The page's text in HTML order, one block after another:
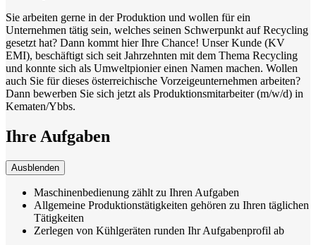
Sie arbeiten gerne in der Produktion und wollen für ein
Unternehmen tätig sein, welches seinen Schwerpunkt auf Recycling
gesetzt hat? Dann kommt hier Ihre Chance! Unser Kunde (KV
EMI), beschäftigt sich seit Jahrzehnten mit dem Thema Recycling
und konnte sich als Umweltpionier einen Namen machen. Wollen
auch Sie für dieses österreichische Vorzeigeunternehmen arbeiten?
Dann bewerben Sie sich jetzt als Produktionsmitarbeiter (m/w/d) in
Kematen/Ybbs.
Ihre Aufgaben
Ausblenden
Maschinenbedienung zählt zu Ihren Aufgaben
Allgemeine Produktionstätigkeiten gehören zu Ihren täglichen
Tätigkeiten
Zerlegen von Kühlgeräten runden Ihr Aufgabenprofil ab